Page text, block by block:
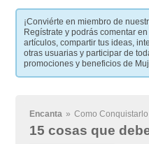
¡Conviérte en miembro de
Regístrate y podrás comentar
artículos, compartir tus ideas,
otras usuarias y participar de
promociones y beneficios de
Encanta » Como Conquistarlo
15 cosas que